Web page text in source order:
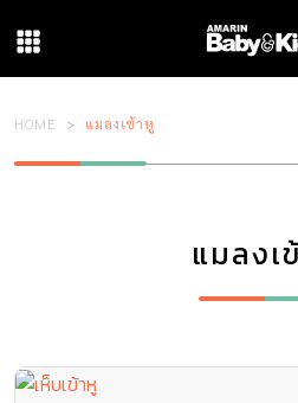
HOME แมลงเข้าหู
แมลงเ